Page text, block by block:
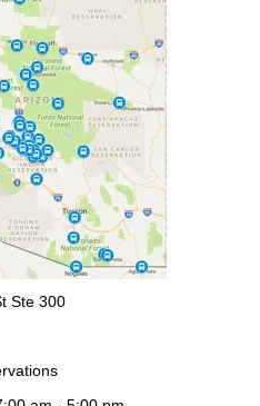
Ste 300